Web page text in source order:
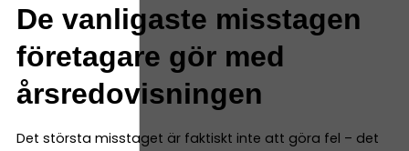
De vanligaste misstagen
företagare gör med
årsredovisningen
Det största misstaget är faktiskt inte att göra fel – det